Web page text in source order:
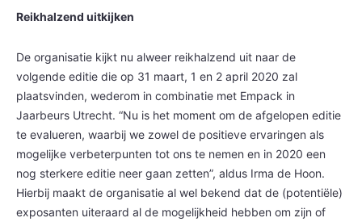
Reikhalzend uitkijken
De organisatie kijkt nu alweer reikhalzend uit naar de
volgende editie die op 31 maart, 1 en 2 april 2020 zal
plaatsvinden, wederom in combinatie met Empack in
Jaarbeurs Utrecht. “Nu is het moment om de afgelopen editie
te evalueren, waarbij we zowel de positieve ervaringen als
mogelijke verbeterpunten tot ons te nemen en in 2020 een
nog sterkere editie neer gaan zetten”, aldus Irma de Hoon.
Hierbij maakt de organisatie al wel bekend dat de (potentiële)
exposanten uiteraard al de mogelijkheid hebben om zijn of